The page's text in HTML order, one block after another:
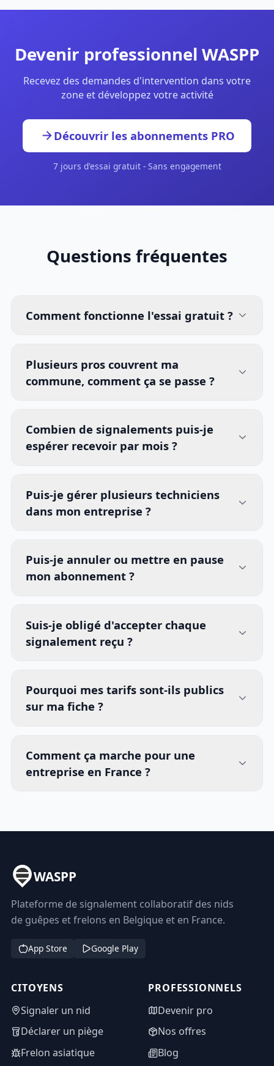
Devenir professionnel WASPP
Recevez des demandes d'intervention dans votre
zone et développez votre activité
Découvrir les abonnements PRO
7 jours d'essai gratuit - Sans engagement
Questions fréquentes
Comment fonctionne l'essai gratuit ?
Plusieurs pros couvrent ma
commune, comment ça se passe ?
Combien de signalements puis-je
espérer recevoir par mois ?
Puis-je gérer plusieurs techniciens
dans mon entreprise ?
Puis-je annuler ou mettre en pause
mon abonnement ?
Suis-je obligé d'accepter chaque
signalement reçu ?
Pourquoi mes tarifs sont-ils publics
sur ma fiche ?
Comment ça marche pour une
entreprise en France ?
WASPP
Plateforme de signalement collaboratif des nids
de guêpes et frelons en Belgique et en France.
App Store Google Play
CITOYENS
Signaler un nid
Déclarer un piège
Frelon asiatique
PROFESSIONNELS
Devenir pro
Nos offres
Blog